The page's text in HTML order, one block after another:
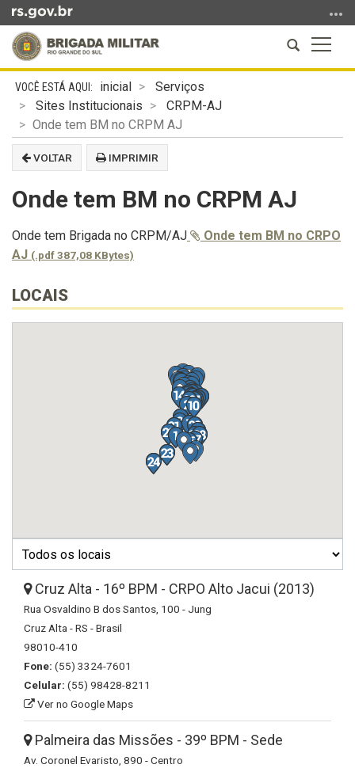
para
conteúdo
para
menu
a
Abrir
a
Início
conteúdo
inicial
Serviços
Sites Institucionais
CRPM-AJ
Onde tem BM no CRPM AJ
VOLTAR IMPRIMIR
Onde tem BM no CRPM AJ
Onde tem Brigada no CRPM/AJ
Onde tem BM no CRPO
AJ (.pdf 387,08 KBytes)
LOCAIS
Cruz Alta - 16º BPM - CRPO Alto Jacui (2013)
Rua Osvaldino B dos Santos, 100 - Jung
Cruz Alta - RS - Brasil
98010-410
Fone: (55) 3324-7601
Celular: (55) 98428-8211
Ver no Google Maps
Palmeira das Missões - 39º BPM - Sede
Av. Coronel Evaristo, 890 - Centro